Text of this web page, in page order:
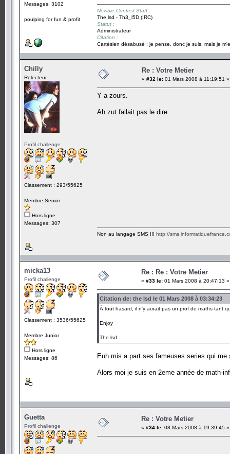
Messages: 3102
poulping for fun & profit
Newbie Contest Staff :
The lsd - Th3_l5D (IRC)
Statut :
Administrateur
Citation :
Cartésien désabusé : je pense, donc je suis, mais je
Chilly
Relecteur
Profil challenge
Classement : 293/55625
Membre Senior
Hors ligne
Messages: 307
Re : Votre Metier
« #32 le: 01 Mars 2008 à 11:19:51 »
Y a zours.
Ah zut fallait pas le dire..
Non au langage SMS !!! http://
micka13
Profil challenge
Classement : 3536/55625
Membre Junior
Hors ligne
Messages: 86
Re : Re : Votre Metier
« #33 le: 01 Mars 2008 à 20:47:13 »
Citation de: the lsd le 01 Mars 2008 à 03:34:23
À tout hasard, il n'y aurait pas un prof de maths tant
Enjoy
The lsd
Euh mis a part ses fameuses series qui
Alors moi je suis en 2eme année de math-
Guetta
Profil challenge
Re : Votre Metier
« #34 le: 08 Mars 2008 à 19:39:45 »